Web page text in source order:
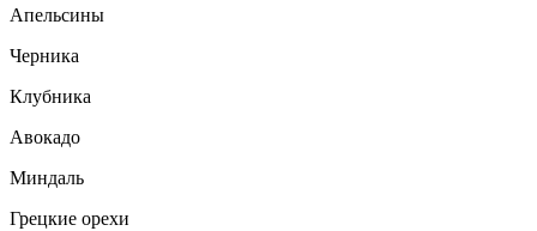
Апельсины
Черника
Клубника
Авокадо
Миндаль
Грецкие орехи